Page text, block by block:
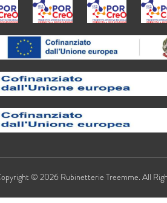
© 2026 Rubinetterie Treemme. All